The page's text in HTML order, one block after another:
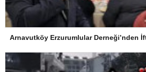
Arnavutköy Erzurumlular Derneği’nden